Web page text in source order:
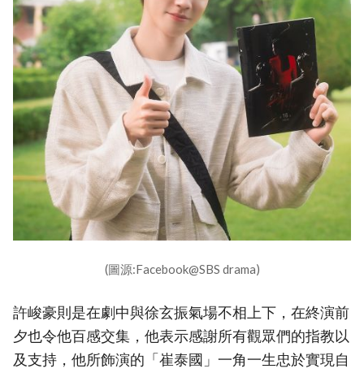
(圖源:Facebook@SBS drama)
許峻豪則是在劇中與徐玄振氣場不相上下，在終演前
夕也令他百感交集，他表示感謝所有觀眾們的指教以
及支持，他所飾演的「崔泰國」一角一生忠於實現自